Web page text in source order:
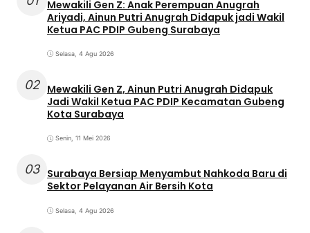
Mewakili Gen Z: Anak Perempuan Anugrah
Ariyadi, Ainun Putri Anugrah Didapuk jadi Wakil
Ketua PAC PDIP Gubeng Surabaya
Selasa, 4 Agu 2026
02 Mewakili Gen Z, Ainun Putri Anugrah Didapuk
Jadi Wakil Ketua PAC PDIP Kecamatan Gubeng
Kota Surabaya
Senin, 11 Mei 2026
03 Surabaya Bersiap Menyambut Nahkoda Baru di
Sektor Pelayanan Air Bersih Kota
Selasa, 4 Agu 2026